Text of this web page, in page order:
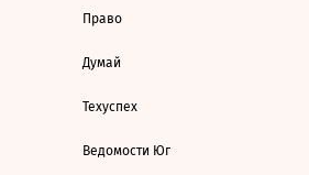
Право
Думай
Техуспех
Ведомости Юг